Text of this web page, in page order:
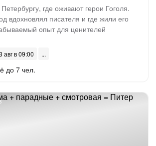
где оживают герои Гоголя.
вдохновлял писателя и где жили его
опыт для ценителей
авг в 09:00
до 7 чел.